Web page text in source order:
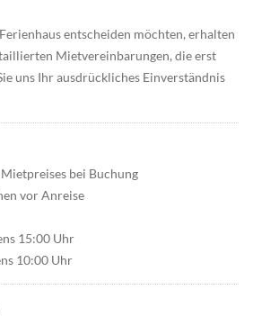
entscheiden möchten, erhalten
Mietvereinbarungen, die erst
uns Ihr ausdrückliches Einverständnis
bei Buchung
vor Anreise
15:00 Uhr
10:00 Uhr